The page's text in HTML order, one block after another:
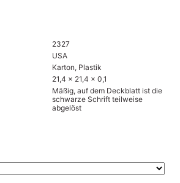
2327
USA
Karton, Plastik
21,4 x 21,4 x 0,1
Mäßig, auf dem Deckblatt ist die
schwarze Schrift teilweise
abgelöst